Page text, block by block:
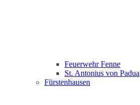
Feuerwehr Fenne
St. Antonius von Padua
Fürstenhausen